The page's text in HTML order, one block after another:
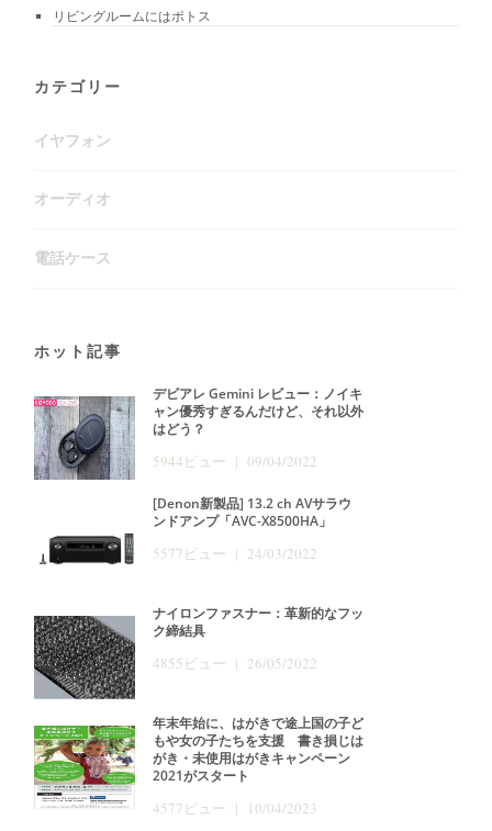
リビングルームにはポトス
カテゴリー
イヤフォン
オーディオ
電話ケース
ホット記事
デビアレ Gemini レビュー：ノイキ
ャン優秀すぎるんだけど、それ以外
はどう？
5944ビュー | 09/04/2022
[Denon新製品] 13.2 ch AVサラウ
ンドアンプ「AVC-X8500HA」
5577ビュー | 24/03/2022
ナイロンファスナー：革新的なフッ
ク締結具
4855ビュー | 26/05/2022
年末年始に、はがきで途上国の子ど
もや女の子たちを支援 書き損じは
がき・未使用はがきキャンペーン
2021がスタート
4577ビュー | 10/04/2023